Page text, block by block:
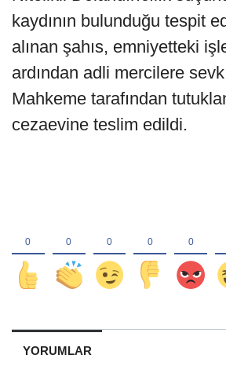
kaydının bulunduğu tespit
alınan şahıs, emniyetteki
ardından adli mercilere
Mahkeme tarafından
cezaevine teslim edildi.
YORUMLAR